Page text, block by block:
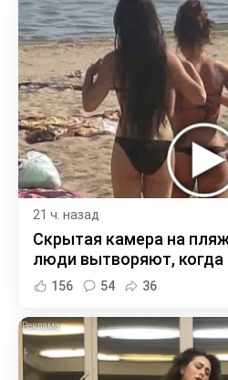
21 ч. назад
Скрытая камера на
люди вытворяют, когда
156 54 36